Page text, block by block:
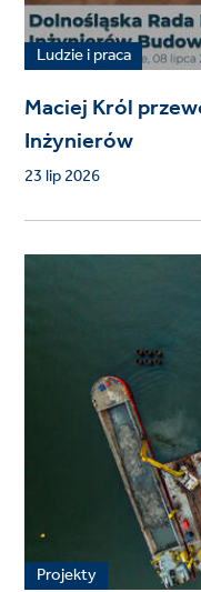
Ludzie i praca
Maciej Król
Inżynierów
23 lip 2026
Projekty